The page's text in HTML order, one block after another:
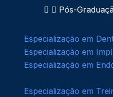
Pós-
Especialização em
Especialização em
Especialização em
Especialização em